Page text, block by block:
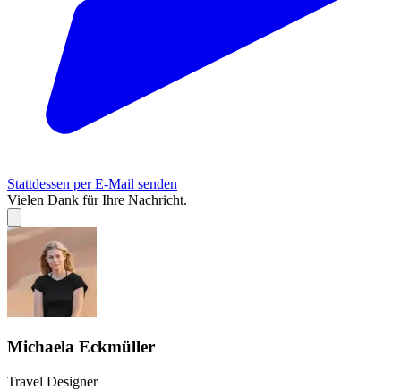
Stattdessen per E-Mail senden
Vielen Dank für Ihre Nachricht.
Michaela Eckmüller
Travel Designer